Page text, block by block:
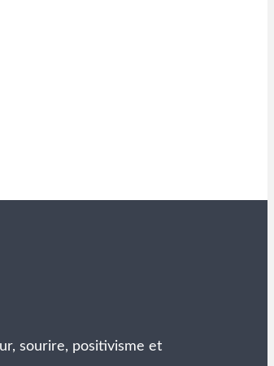
sourire, positivisme et